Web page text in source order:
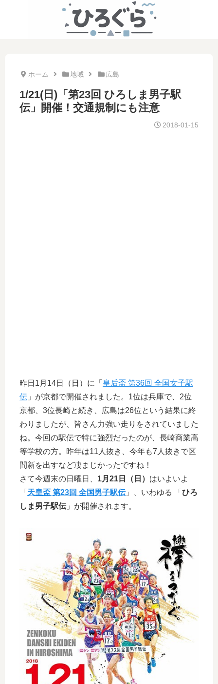
ホーム 地域 広島
1/21(日)「第23回 ひろしま男子駅
伝」開催！交通規制にも注意
2018-01-15
昨日1月14日（日）に「 皇后盃 第36回 全国女子駅
伝 」が京都で開催されました。1位は兵庫で、2位
京都、3位長崎と続き、広島は26位という結果に終
わりましたが、皆さん力強い走りをされていました
ね。今回の駅伝で特に強烈だったのが、長崎商業高
等学校の方。昨年は11人抜き、今年も7人抜きで区
間新を出すなど凄まじかったですね！
さて今週末の日曜日、 1月21日（日） はいよいよ
「 天皇盃 第23回 全国男子駅伝」、いわゆる 「 ひろ
しま男子駅伝」が開催されます。